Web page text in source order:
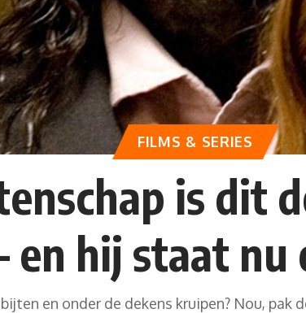
FILMS & SERIES
is dit
en hij staat
en onder de dekens kruipen? Nou,